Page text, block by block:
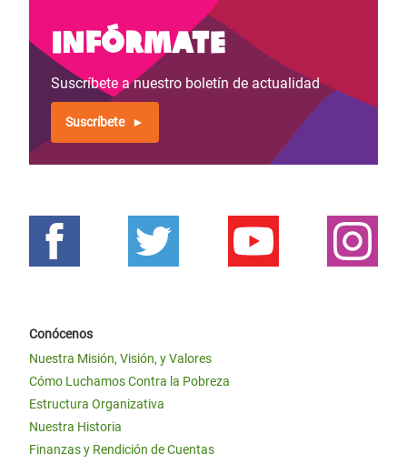
Infórmate
Suscríbete a nuestro boletín de actualidad
Suscríbete
Conócenos
Nuestra Misión, Visión, y Valores
Cómo Luchamos Contra la Pobreza
Estructura Organizativa
Nuestra Historia
Finanzas y Rendición de Cuentas